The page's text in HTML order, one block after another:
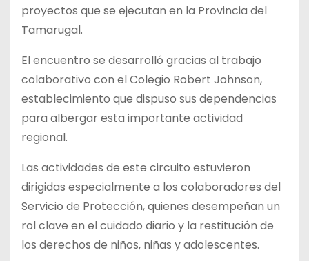
proyectos que se ejecutan en la Provincia del
Tamarugal.
El encuentro se desarrolló gracias al trabajo
colaborativo con el Colegio Robert Johnson,
establecimiento que dispuso sus dependencias
para albergar esta importante actividad
regional.
Las actividades de este circuito estuvieron
dirigidas especialmente a los colaboradores del
Servicio de Protección, quienes desempeñan un
rol clave en el cuidado diario y la restitución de
los derechos de niños, niñas y adolescentes.